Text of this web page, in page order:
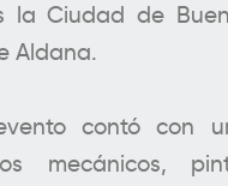
la Ciudad de
Aldana.
contó con
mecánicos,